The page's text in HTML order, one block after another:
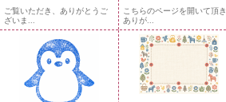
ご覧いただき、ありがとうご
ざいま...
こちらのページを開いて頂き
ありが...